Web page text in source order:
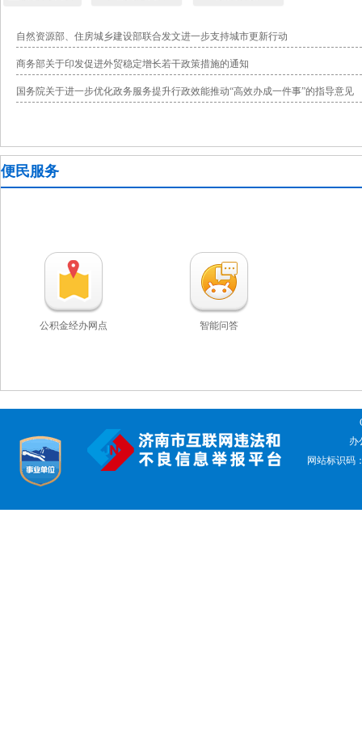
自然资源部、住房城乡建设部联合发文进一步支持城市更新行动
商务部关于印发促进外贸稳定增长若干政策措施的通知
国务院关于进一步优化政务服务提升行政效能推动“高效办成一件事”的指导意见
便民服务
公积金经办网点 智能问答
办
网站标识码